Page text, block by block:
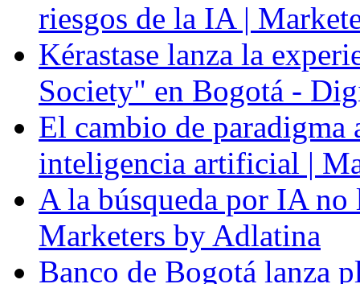
riesgos de la IA |
Kérastase lanza la
Society" en Bogotá -
El cambio de paradigma
inteligencia artificial |
A la búsqueda por IA
Marketers by Adlatina
Banco de Bogotá lanza